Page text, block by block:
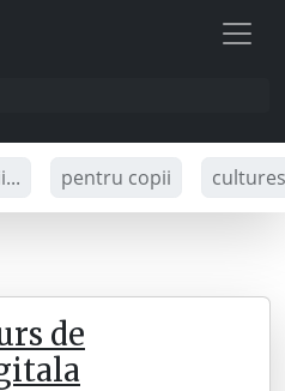
pentru copii
de